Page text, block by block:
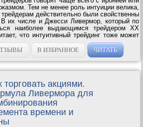
Тем не менее роль интуиции велика,
действительно были свойственны
В их числе и Джесси Ливермор, который по
наиболее выдающимся трейдером ХХ
что интуитивный трейдинг тоже может
Интуитивный метод торговли состоит
В ИЗБРАННОЕ ЧИТАТЬ
торговать акциями.
Ливермора для
времени и